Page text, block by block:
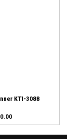
KTI-3088